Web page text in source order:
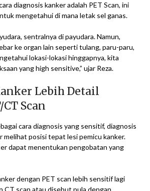
diagnosis kanker adalah PET Scan, ini
mengetahui di mana letak sel ganas.
sentralnya di payudara. Namun,
ke organ lain seperti tulang, paru-paru,
lokasi-lokasi hinggapnya, kita
yang high sensitive,” ujar Reza.
Lebih Detail
Scan
cara diagnosis yang sensitif, diagnosis
melihat posisi tepat lesi pemicu kanker.
dapat menentukan pengobatan yang
dengan PET scan lebih sensitif lagi
CT scan atau disebut pula dengan